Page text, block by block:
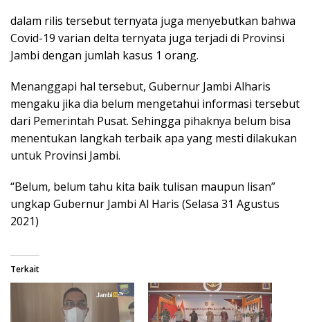
dalam rilis tersebut ternyata juga menyebutkan bahwa
Covid-19 varian delta ternyata juga terjadi di Provinsi
Jambi dengan jumlah kasus 1 orang.
Menanggapi hal tersebut, Gubernur Jambi Alharis
mengaku jika dia belum mengetahui informasi tersebut
dari Pemerintah Pusat. Sehingga pihaknya belum bisa
menentukan langkah terbaik apa yang mesti dilakukan
untuk Provinsi Jambi.
“Belum, belum tahu kita baik tulisan maupun lisan”
ungkap Gubernur Jambi Al Haris (Selasa 31 Agustus
2021)
Terkait